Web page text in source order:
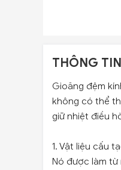
THÔNG
Gioăng đệm
không có thể
giữ nhiệt điều
1. Vật liệu cấu
Nó được làm